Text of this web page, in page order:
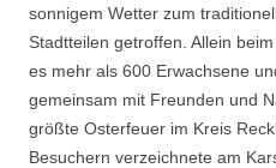
sonnigem Wetter zum
Stadtteilen getroffen. Allein
es mehr als 600 Erwachsene
gemeinsam mit Freunden und
größte Osterfeuer im Kreis
Besuchern verzeichnete am